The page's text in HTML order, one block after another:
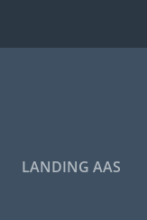
LANDING AAS